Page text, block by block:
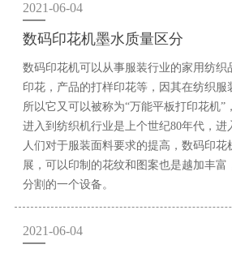
2021-06-04
数码印花机墨水质量区分
数码印花机可以从事服装行业的家用纺织
印花，产品的打样印花等，因其在纺织服
所以它又可以被称为“万能平板打印花机”
进入到纺织机行业是上个世纪80年代，进
人们对于服装面料要求的提高，数码印
展，可以印制的花纹和图案也是越加丰富
分割的一个设备。
2021-06-04